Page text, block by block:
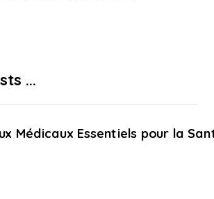
...
Médicaux Essentiels pour la